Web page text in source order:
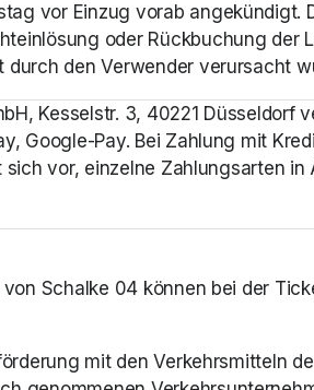
vor Einzug vorab angekündigt.
oder Rückbuchung der
den Verwender verursacht
Kesselstr. 3, 40221 Düsseldorf
Google-Pay. Bei Zahlung mit
vor, einzelne Zahlungsarten
Schalke 04 können bei der
mit den Verkehrsmitteln